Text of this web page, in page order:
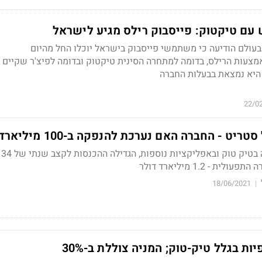
טיקטוק: פייסבוק רילס מגיע לישראל
הודיעה כי משתמשי פייסבוק בישראל יוכלו החל מהיום
הרילס, בדומה למתחרה הסינית טיקטוק ובדומה לפיצ'ר
נמצאת בבעלות החברה
22/
- החברה האם נערכת להנפקה ב-100 מיליארד ד'
- 1.2 מיליארד דולר
|
18/06/2021
בגלל טיק-טוק; המניה צוללת ב-30%